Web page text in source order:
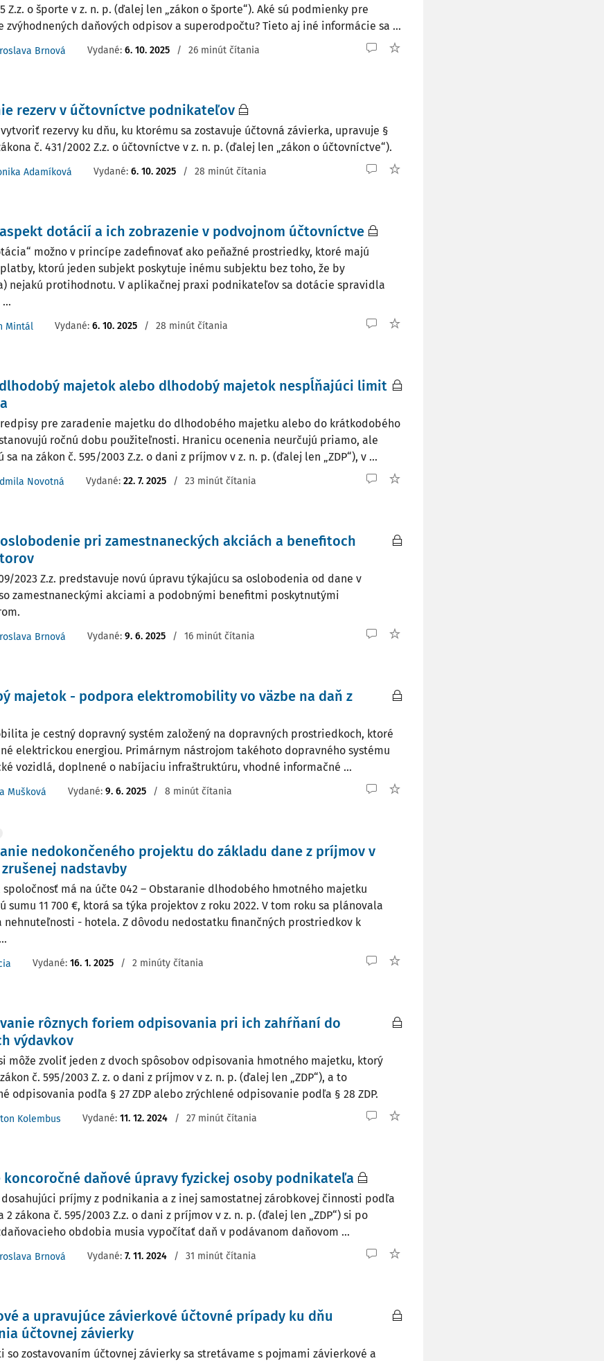
Z.z. o športe v z. n. p. (ďalej len „zákon o športe“). Aké sú podmienky pre
zvýhodnených daňových odpisov a superodpočtu? Tieto aj iné informácie sa ...
Brnová Vydané: 6. 10. 2025 / 26 minút čítania
rezerv v účtovníctve podnikateľov
rezervy ku dňu, ku ktorému sa zostavuje účtovná závierka, upravuje §
č. 431/2002 Z.z. o účtovníctve v z. n. p. (ďalej len „zákon o účtovníctve“).
Adamíková Vydané: 6. 10. 2025 / 28 minút čítania
dotácií a ich zobrazenie v podvojnom účtovníctve
možno v princípe zadefinovať ako peňažné prostriedky, ktoré majú
ktorú jeden subjekt poskytuje inému subjektu bez toho, že by
nejakú protihodnotu. V aplikačnej praxi podnikateľov sa dotácie spravidla
Mintál Vydané: 6. 10. 2025 / 28 minút čítania
majetok alebo dlhodobý majetok nespĺňajúci limit
pre zaradenie majetku do dlhodobého majetku alebo do krátkodobého
ročnú dobu použiteľnosti. Hranicu ocenenia neurčujú priamo, ale
sa na zákon č. 595/2003 Z.z. o dani z príjmov v z. n. p. (ďalej len „ZDP“), v ...
Novotná Vydané: 22. 7. 2025 / 23 minút čítania
pri zamestnaneckých akciách a benefitoch
2023 Z.z. predstavuje novú úpravu týkajúcu sa oslobodenia od dane v
zamestnaneckými akciami a podobnými benefitmi poskytnutými
Brnová Vydané: 9. 6. 2025 / 16 minút čítania
majetok - podpora elektromobility vo väzbe na daň z
je cestný dopravný systém založený na dopravných prostriedkoch, ktoré
elektrickou energiou. Primárnym nástrojom takéhoto dopravného systému
vozidlá, doplnené o nabíjaciu infraštruktúru, vhodné informačné ...
Mušková Vydané: 9. 6. 2025 / 8 minút čítania
nedokončeného projektu do základu dane z príjmov v
nadstavby
spoločnosť má na účte 042 – Obstaranie dlhodobého hmotného majetku
sumu 11 700 €, ktorá sa týka projektov z roku 2022. V tom roku sa plánovala
nehnuteľnosti - hotela. Z dôvodu nedostatku finančných prostriedkov k
Vydané: 16. 1. 2025 / 2 minúty čítania
rôznych foriem odpisovania pri ich zahŕňaní do
výdavkov
môže zvoliť jeden z dvoch spôsobov odpisovania hmotného majetku, ktorý
č. 595/2003 Z. z. o dani z príjmov v z. n. p. (ďalej len „ZDP“), a to
odpisovania podľa § 27 ZDP alebo zrýchlené odpisovanie podľa § 28 ZDP.
Kolembus Vydané: 11. 12. 2024 / 27 minút čítania
koncoročné daňové úpravy fyzickej osoby podnikateľa
príjmy z podnikania a z inej samostatnej zárobkovej činnosti podľa
2 zákona č. 595/2003 Z.z. o dani z príjmov v z. n. p. (ďalej len „ZDP“) si po
obdobia musia vypočítať daň v podávanom daňovom ...
Brnová Vydané: 7. 11. 2024 / 31 minút čítania
a upravujúce závierkové účtovné prípady ku dňu
účtovnej závierky
so zostavovaním účtovnej závierky sa stretávame s pojmami závierkové a